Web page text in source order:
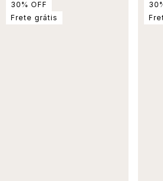
30 % OFF
Frete grátis
30